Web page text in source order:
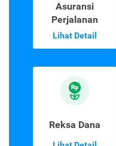
Asuransi
Perjalanan
Lihat Detail
Reksa Dana